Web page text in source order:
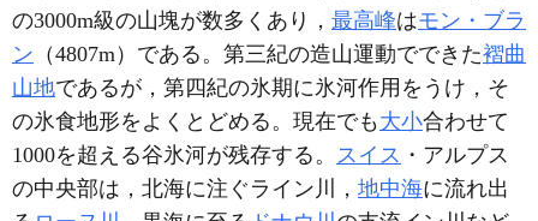
の3000m級の山塊が数多くあり， 最高峰はモン・ブラ
ン （4807m）である。第三紀の造山運動でできた褶曲
山地であるが，第四紀の氷期に氷河作用をうけ，そ
の氷食地形をよくとどめる。現在でも 大小合わせて
1000を超える谷氷河が残存する。
スイス ・アルプス
の中央部は，北海に注ぐライン川， 地中海に流れ出